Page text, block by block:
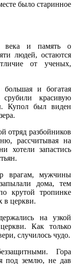
было старинное
века и память о
людей, остаются
от ученых,
и богатая
красивую
Купол был виден
отряд разбойников
рассчитывая на
хотели запастись
врагам, мужчины
дома, тем
крутой тропинке
в церкви.
на узкой
Как только
случилось чудо.
Гора
под землю, не дав